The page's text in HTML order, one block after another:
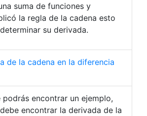
suma de funciones y
la regla de la cadena esto
su derivada.
de la cadena en la diferencia
podrás encontrar un ejemplo,
encontrar la derivada de la